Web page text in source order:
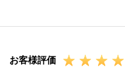
非お気軽にご連絡を頂
引き続きよろしくお願い
お客様評価